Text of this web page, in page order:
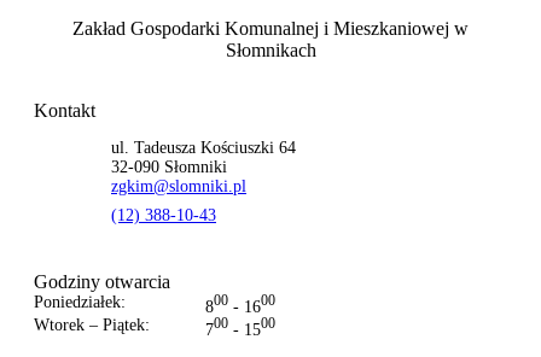
Zakład Gospodarki Komunalnej i Mieszkaniowej w
Słomnikach
Kontakt
ul. Tadeusza Kościuszki 64
32-090 Słomniki
zgkim@slomniki.pl
(12) 388-10-43
Godziny otwarcia
Poniedziałek: 800 - 1600
Wtorek – Piątek: 700 - 1500